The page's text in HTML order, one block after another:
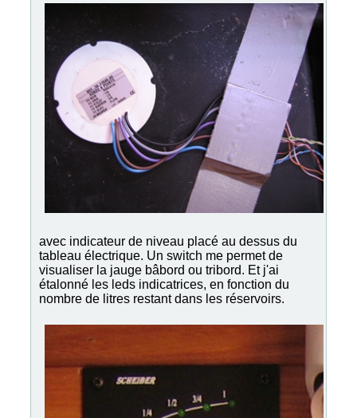
avec indicateur de niveau placé au dessus du
tableau électrique. Un switch me permet de
visualiser la jauge bâbord ou tribord. Et j'ai
étalonné les leds indicatrices, en fonction du
nombre de litres restant dans les réservoirs.